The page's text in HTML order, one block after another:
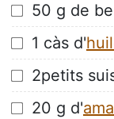
 50 g de
 1 càs d'
 2petits
 20 g d'